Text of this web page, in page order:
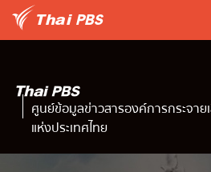
ศูนย์ข้อมูลข่าวสารองค์การกระจาย
แห่งประเทศไทย